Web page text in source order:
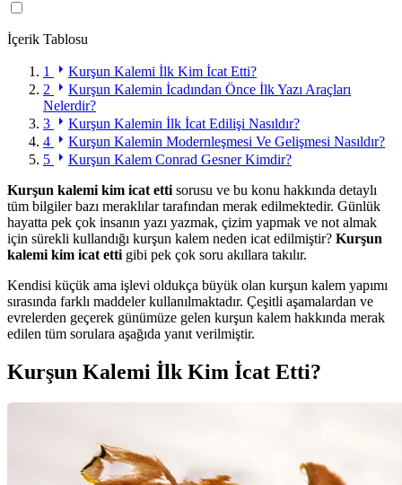
İçerik Tablosu
1
Kurşun Kalemi İlk Kim İcat Etti?
2
Kurşun Kalemin İcadından Önce İlk Yazı Araçları
Nelerdir?
3
Kurşun Kalemin İlk İcat Edilişi Nasıldır?
4
Kurşun Kalemin Modernleşmesi Ve Gelişmesi Nasıldır?
5
Kurşun Kalem Conrad Gesner Kimdir?
Kurşun kalemi kim icat etti sorusu ve bu konu hakkında detaylı
tüm bilgiler bazı meraklılar tarafından merak edilmektedir. Günlük
hayatta pek çok insanın yazı yazmak, çizim yapmak ve not almak
için sürekli kullandığı kurşun kalem neden icat edilmiştir? Kurşun
kalemi kim icat etti gibi pek çok soru akıllara takılır.
Kendisi küçük ama işlevi oldukça büyük olan kurşun kalem yapımı
sırasında farklı maddeler kullanılmaktadır. Çeşitli aşamalardan ve
evrelerden geçerek günümüze gelen kurşun kalem hakkında merak
edilen tüm sorulara aşağıda yanıt verilmiştir.
Kurşun Kalemi İlk Kim İcat Etti?